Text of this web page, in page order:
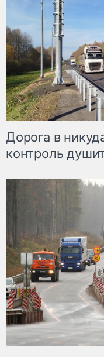
Дорога в
контроль